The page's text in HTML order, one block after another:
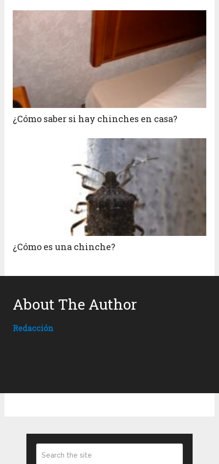
¿Cómo saber si hay chinches en casa?
¿Cómo es una chinche?
About The Author
Redacción